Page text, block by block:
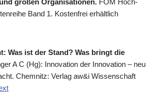
gro­ßen Orga­ni­sa­tio­nen. FOM Hoch­
Band 1. Kosten­frei erhält­lich
Was ist der Stand? Was bringt die
A C (Hg): Inno­va­ti­on der Inno­va­ti­on – neu
Chem­nitz: Ver­lag aw&i Wis­sen­schaft